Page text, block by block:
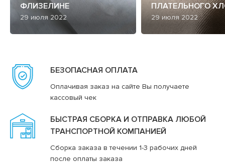
ФЛИЗЕЛИНЕ
29 июля 2022
ПЛАТЕЛЬНОГО
29 июля 2022
БЕЗОПАСНАЯ ОПЛАТА
Оплачивая заказ на сайте Вы получаете
кассовый чек
БЫСТРАЯ СБОРКА И ОТПРАВКА ЛЮБОЙ
ТРАНСПОРТНОЙ КОМПАНИЕЙ
Сборка заказа в течении 1-3 рабочих дней
после оплаты заказа